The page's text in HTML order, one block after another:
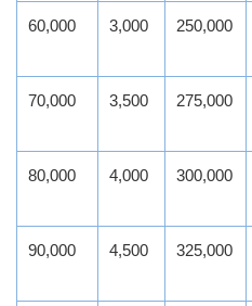
60,000 3,000 250,000
70,000 3,500 275,000
80,000 4,000 300,000
90,000 4,500 325,000